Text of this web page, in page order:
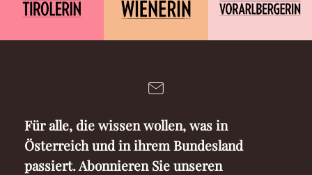
Für alle, die wissen wollen, was in
Österreich und in ihrem Bundesland
passiert. Abonnieren Sie unseren